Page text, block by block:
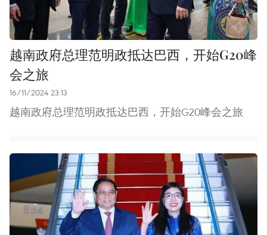
越南政府总理范明政抵达巴西，开始G20峰
会之旅
16/11/2024 23:13
越南政府总理范明政抵达巴西，开始G20峰会之旅